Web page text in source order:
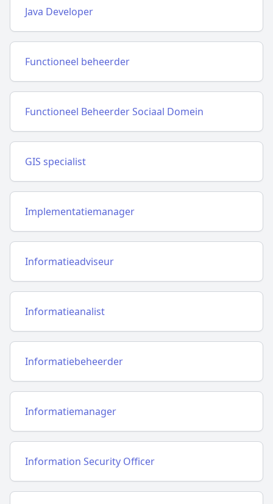
Java Developer
Functioneel beheerder
Functioneel Beheerder Sociaal Domein
GIS specialist
Implementatiemanager
Informatieadviseur
Informatieanalist
Informatiebeheerder
Informatiemanager
Information Security Officer